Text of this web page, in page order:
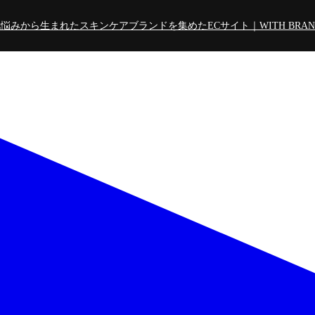
みから生まれたスキンケアブランドを集めたECサイト｜WITH